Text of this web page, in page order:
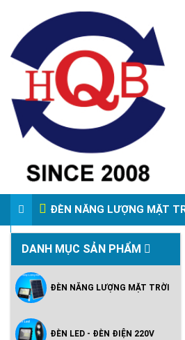
ĐÈN NĂNG LƯỢNG MẶT
VIDEO ĐÈN PHA ĐIỆN 220V
DANH MỤC SẢN PHẨM
ĐÈN NĂNG LƯỢNG MẶT TRỜI
ĐÈN LED - ĐÈN ĐIỆN 220V